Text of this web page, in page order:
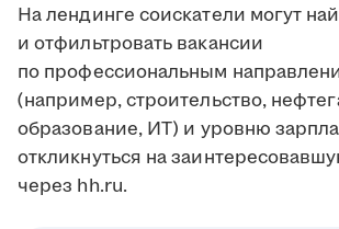
На лендинге соискатели могут
и отфильтровать вакансии
по профессиональным
(например, строительство,
образование, ИТ) и уровню
откликнуться на
через hh.ru.